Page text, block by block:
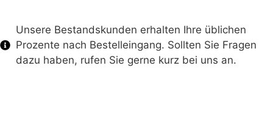
Unsere Bestandskunden erhalten Ihre üblichen
Prozente nach Bestelleingang. Sollten Sie Fragen
dazu haben, rufen Sie gerne kurz bei uns an.